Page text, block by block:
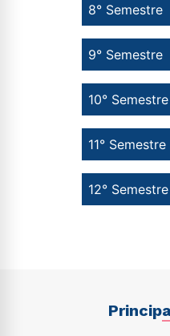
12° Semestre
11° Semestre
10° Semestre
9° Semestre
8° Semestre